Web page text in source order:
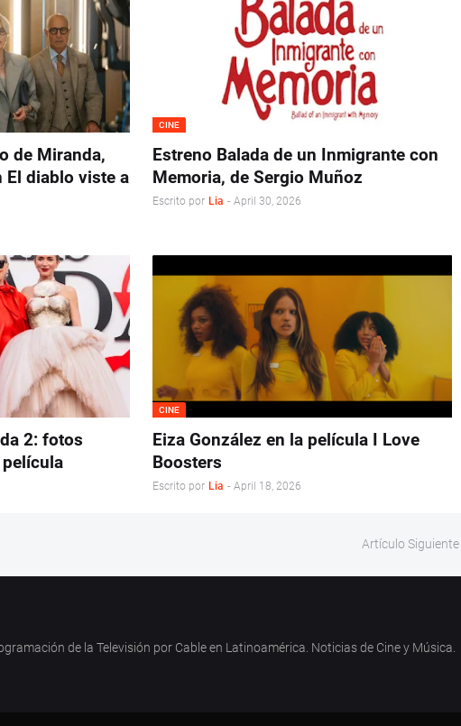
de Miranda,
El diablo viste a
CINE
Estreno Balada de un Inmigrante con
Memoria, de Sergio Muñoz
Escrito por Lia - April 30, 2026
2: fotos
CINE
Eiza González en la película I Love
Boosters
Escrito por Lia - April 18, 2026
Artículo Siguiente
de la Televisión por Cable en Latinoamérica. Noticias de Cine y Música.